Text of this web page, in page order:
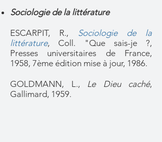
Sociologie de la littérature
ESCARPIT, R., Sociologie de la
littérature, Coll. "Que sais-je ?,
Presses universitaires de France,
1958, 7ème édition mise à jour, 1986.
GOLDMANN, L., Le Dieu caché,
Gallimard, 1959.